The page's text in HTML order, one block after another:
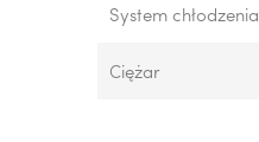
System chłodzenia
Ciężar